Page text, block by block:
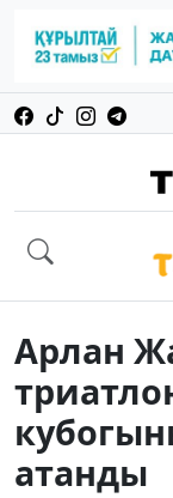
Арлан
атанды